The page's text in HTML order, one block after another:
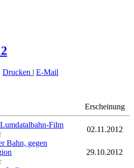
Drucken | E-Mail
Erscheinung
Film
02.11.2012
Bahn, gegen
29.10.2012